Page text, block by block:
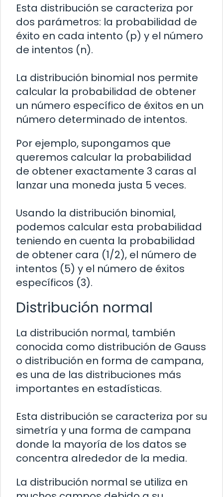
Esta distribución se caracteriza por
dos parámetros: la probabilidad de
éxito en cada intento (p) y el número
de intentos (n).
La distribución binomial nos permite
calcular la probabilidad de obtener
un número específico de éxitos en un
número determinado de intentos.
Por ejemplo, supongamos que
queremos calcular la probabilidad
de obtener exactamente 3 caras al
lanzar una moneda justa 5 veces.
Usando la distribución binomial,
podemos calcular esta probabilidad
teniendo en cuenta la probabilidad
de obtener cara (1/2), el número de
intentos (5) y el número de éxitos
específicos (3).
Distribución normal
La distribución normal, también
conocida como distribución de Gauss
o distribución en forma de campana,
es una de las distribuciones más
importantes en estadísticas.
Esta distribución se caracteriza por su
simetría y una forma de campana
donde la mayoría de los datos se
concentra alrededor de la media.
La distribución normal se utiliza en